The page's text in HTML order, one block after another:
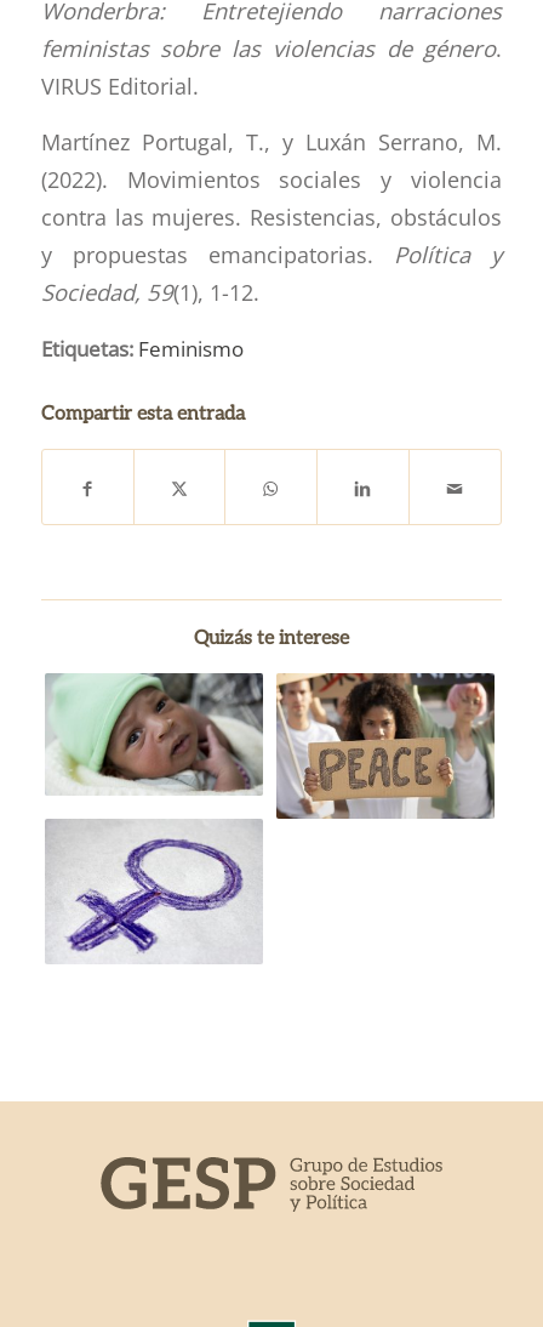
Wonderbra: Entretejiendo narraciones
feministas sobre las violencias de género.
VIRUS Editorial.
Martínez Portugal, T., y Luxán Serrano, M.
(2022). Movimientos sociales y violencia
contra las mujeres. Resistencias, obstáculos
y propuestas emancipatorias. Política y
Sociedad, 59(1), 1-12.
Etiquetas: Feminismo
Compartir esta entrada
Quizás te interese